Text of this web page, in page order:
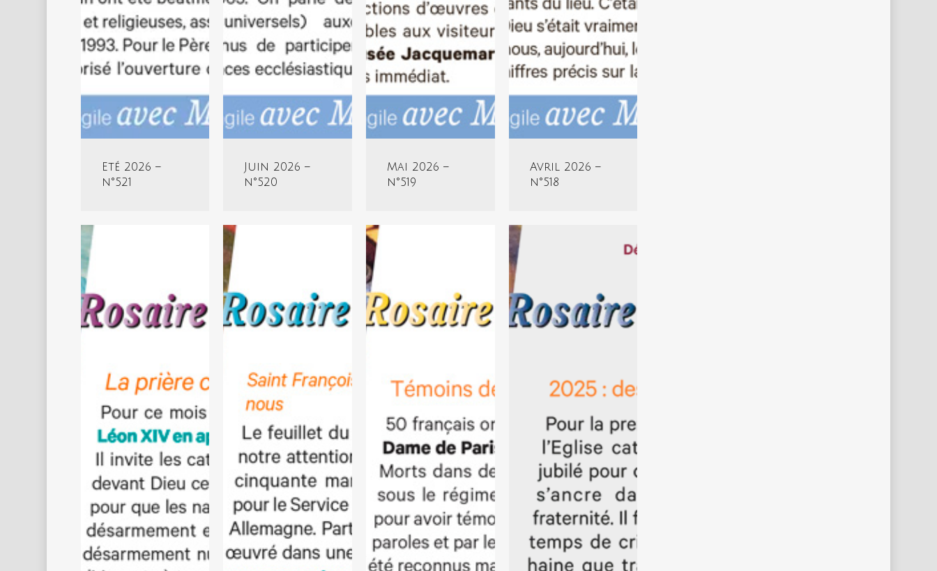
Eté 2026 –
n°521
Juin 2026 –
n°520
Mai 2026 –
n°519
Avril 2026 –
n°518
Mars
2026
–
n°517
Février
2026
n°516
Janvier
2026
–
n°515
Décembre
2025
–
n°514